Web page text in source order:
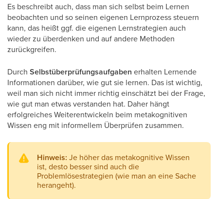
Es beschreibt auch, dass man sich selbst beim Lernen
beobachten und so seinen eigenen Lernprozess steuern
kann, das heißt ggf. die eigenen Lernstrategien auch
wieder zu überdenken und auf andere Methoden
zurückgreifen.
Durch Selbstüberprüfungsaufgaben erhalten Lernende
Informationen darüber, wie gut sie lernen. Das ist wichtig,
weil man sich nicht immer richtig einschätzt bei der Frage,
wie gut man etwas verstanden hat. Daher hängt
erfolgreiches Weiterentwickeln beim metakognitiven
Wissen eng mit informellem Überprüfen zusammen.
Hinweis: Je höher das metakognitive Wissen
ist, desto besser sind auch die
Problemlösestrategien (wie man an eine Sache
herangeht).